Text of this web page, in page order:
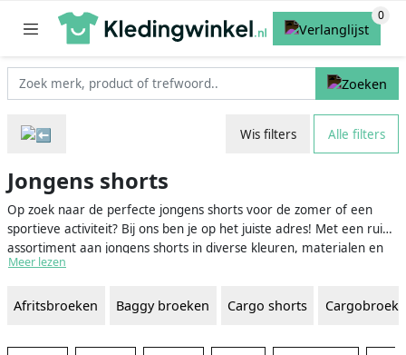
Wis filters Alle filters
Jongens shorts
Op zoek naar de perfecte jongens shorts voor de zomer of een
sportieve activiteit? Bij ons ben je op het juiste adres! Met een ruim
assortiment aan jongens shorts in diverse kleuren, materialen en
designs zal je zeker de ideale shorts vinden voor jouw zoon, neefje
vinden van de beste deal een eitje dankzij onze overzichtelijke
Meer lezen
Afritsbroeken Baggy broeken Cargo shorts